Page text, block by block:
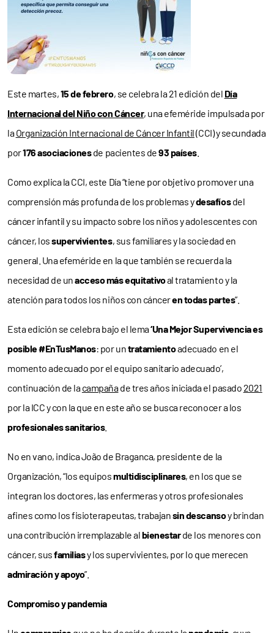
Este martes,15 de febrero, se celebra la 21 edición del Día
Internacional del Niño con Cáncer, una efeméride impulsada por
laOrganización Internacional de Cáncer Infantil(CCI) y secundada
por176 asociacionesde pacientes de93 países.
Como explica la CCI, este Día “tiene por objetivo promover una
comprensión más profunda de los problemas ydesafíosdel
cáncer infantil y su impacto sobre los niños y adolescentes con
cáncer, lossupervivientes, sus familiares y la sociedad en
general. Una efeméride en la que también se recuerda la
necesidad de unacceso más equitativoal tratamiento y la
atención para todos los niños con cánceren todas partes”.
Esta edición se celebra bajo el lema‘Una Mejor Supervivencia es
posible #EnTusManos: por untratamientoadecuado en el
momento adecuado por el equipo sanitario adecuado’,
continuación de lacampañade tres años iniciada el pasado 2021
por la ICC y con la que en este año se busca reconocer a los
profesionales sanitarios.
No en vano, indica João de Braganca, presidente de la
Organización, “los equiposmultidisciplinares, en los que se
integran los doctores, las enfermeras y otros profesionales
afines como los fisioterapeutas, trabajansin descansoy brindan
una contribución irremplazable albienestarde los menores con
cáncer, susfamiliasy los supervivientes, por lo que merecen
admiración y apoyo”.
Compromiso y pandemia